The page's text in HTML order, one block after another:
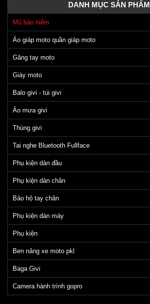
DANH MỤC SẢN PHẨM
Mũ bảo hiểm
Áo giáp moto quần giáp moto
Găng tay moto
Giày moto
Balo givi - túi givi
Áo mưa givi
Thùng givi
Tai nghe Bluetooth Fullface
Phụ kiện dàn đầu
Phụ kiện dàn chân
Bảo hộ tay chân
Phụ kiện dàn máy
Phụ kiện
Ben nâng xe moto pkl
Baga Givi
Camera hành trình gopro